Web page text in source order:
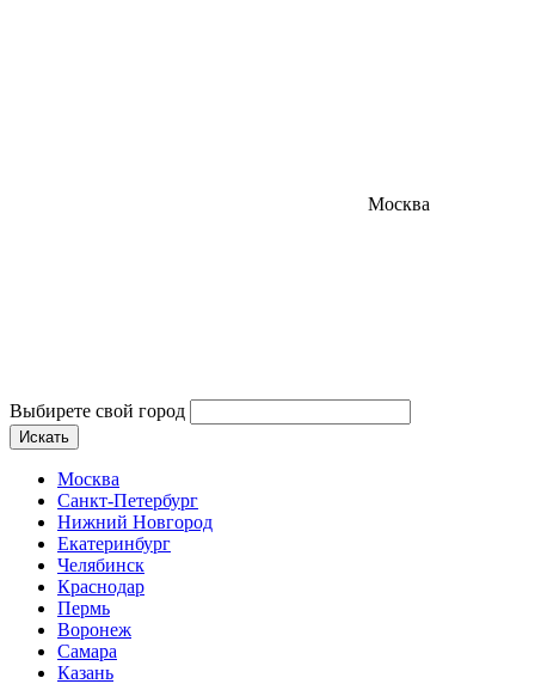
Москва
Выбирете свой город
Искать
Москва
Санкт-Петербург
Нижний Новгород
Екатеринбург
Челябинск
Краснодар
Пермь
Воронеж
Самара
Казань